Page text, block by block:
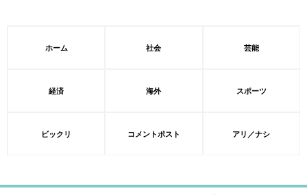
ホーム 社会 芸能
経済 海外 スポーツ
ビックリ コメントポスト アリ／ナシ